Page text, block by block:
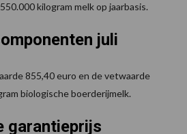
kilogram melk op jaarbasis.
juli
855,40 euro en de vetwaarde
biologische boerderijmelk.
garantieprijs